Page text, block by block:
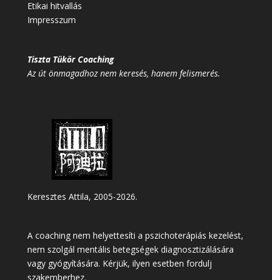
Etikai hitvallás
Impresszum
Tiszta Tükör Coaching
Az út önmagadhoz nem keresés, hanem felismerés.
Keresztes Attila, 2005-2026.
A coaching nem helyettesíti a pszichoterápiás kezelést,
nem szolgál mentális betegségek diagnosztizálására
vagy gyógyítására. Kérjük, ilyen esetben fordulj
szakemberhez.